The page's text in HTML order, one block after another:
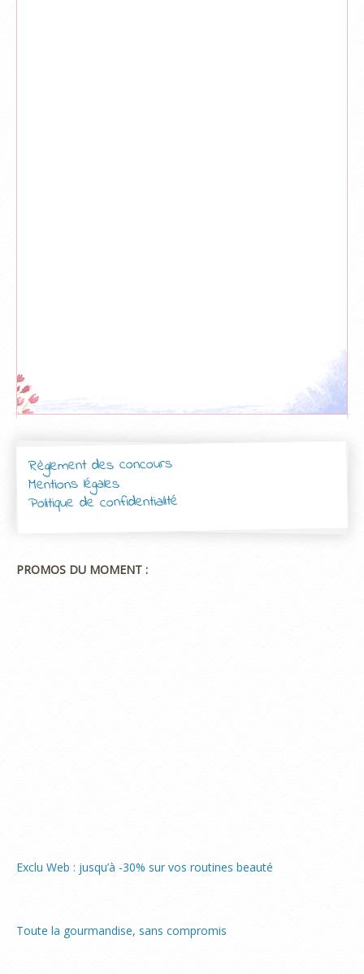
Règlement des concours
Mentions légales
Politique de confidentialité
PROMOS DU MOMENT :
Exclu Web : jusqu’à -30% sur vos routines beauté
Toute la gourmandise, sans compromis